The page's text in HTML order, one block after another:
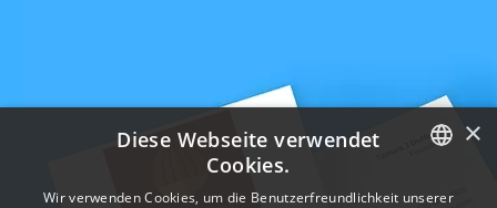
ENGLISH
×
Diese Webseite verwendet
Cookies.
Wir verwenden Cookies, um die Benutzerfreundlichkeit unserer